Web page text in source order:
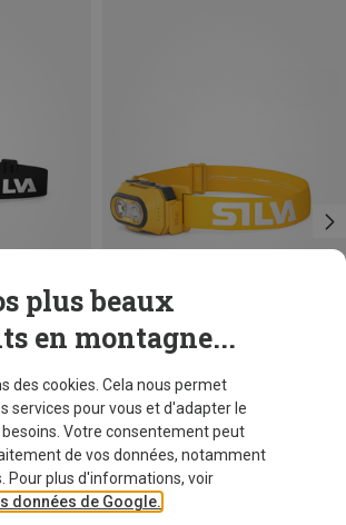
Silva
Lampe frontale Explore 4
€ 79,95
plus beaux
en montagne...
des cookies. Cela nous permet
services pour vous et d'adapter le
Votre consentement peut
de vos données, notamment
Pour plus d'informations, voir
données de Google.